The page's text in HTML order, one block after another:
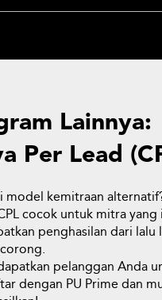
Lainnya:
Per Lead
model kemitraan
cocok untuk mitra yang
penghasilan dari lalu
pelanggan Anda
dengan PU Prime dan